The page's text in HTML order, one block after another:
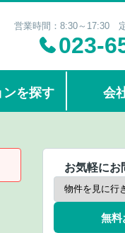
営業時間：8:30～17:30
023-
ンを探す 会
お気軽にお
無料